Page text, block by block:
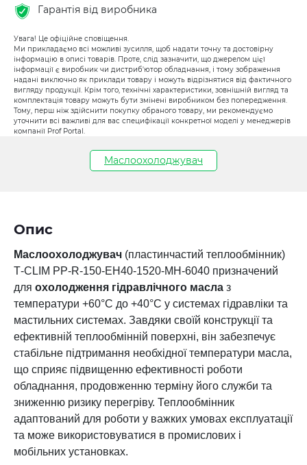
Гарантія від виробника
Увага! Це офіційне сповіщення.
Ми прикладаємо всі можливі зусилля, щоб надати точну та достовірну
інформацію в описі товарів. Проте, слід зазначити, що джерелом цієї
інформації є виробник чи дистриб'ютор обладнання, і тому зображення
надані виключно як приклади товару і можуть відрізнятися від фактичного
вигляду продукції. Крім того, технічні характеристики, зовнішній вигляд та
комплектація товару можуть бути змінені виробником без попередження.
Тому, перш ніж здійснити покупку обраного товару, ми рекомендуємо
уточнити всі важливі для вас специфікації конкретної моделі у менеджерів
компанії Prof Portal.
Маслоохолоджувач
Опис
Маслоохолоджувач (пластинчастий теплообмінник)
Т-CLIM PP-R-150-EH40-1520-MH-6040 призначений
для охолодження гідравлічного масла з
температури +60°C до +40°C у системах гідравліки та
мастильних системах. Завдяки своїй конструкції та
ефективній теплообмінній поверхні, він забезпечує
стабільне підтримання необхідної температури масла,
що сприяє підвищенню ефективності роботи
обладнання, продовженню терміну його служби та
зниженню ризику перегріву. Теплообмінник
адаптований для роботи у важких умовах експлуатації
та може використовуватися в промислових і
мобільних установках.